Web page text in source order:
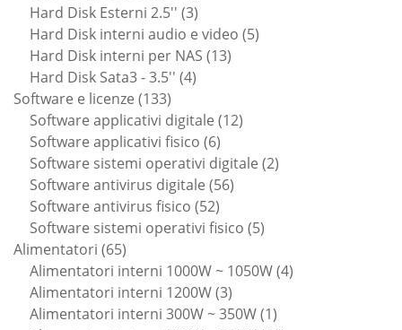
prodotto
Hard Disk Esterni 2.5'' 33
prodotti
Hard Disk interni audio e video 55
Hard Disk interni per NAS 1313
Hard Disk Sata3 - 3.5'' 44
Software e licenze 133133
prodotti
Software applicativi digitale 1212
Software applicativi fisico 66
prodotti
Software sistemi operativi digitale 22
Software antivirus digitale 5656
Software antivirus fisico 5252
prodotti
Software sistemi operativi fisico 55
Alimentatori 6565
prodotti
Alimentatori interni 1000W ~ 1050W 44
Alimentatori interni 1200W 33
prodotti
Alimentatori interni 300W ~ 350W 11